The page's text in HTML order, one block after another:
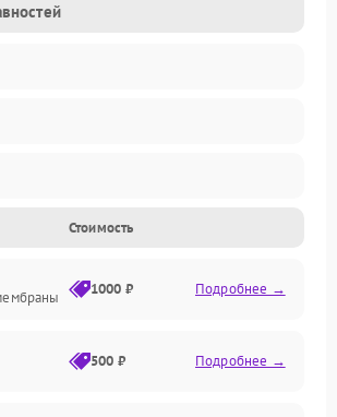
Стоимость
1000 ₽ Подробнее →
500 ₽ Подробнее →